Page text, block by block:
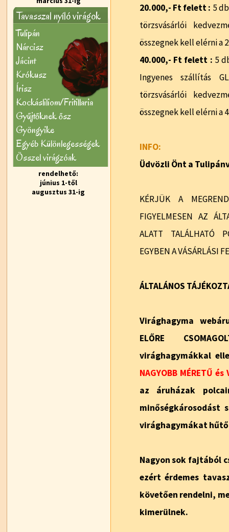
Tavasszal nyíló virágok
Tulipán
Nárcisz
Jácint
Krókusz
Írisz
Kockásliliom/Fritillaria
Gyűjtőknek ősz
Gyöngyike
Egyéb Különlegességek
Õsszel virágzóak
rendelhető:
június 1-től
augusztus 31-ig
20.000,- Ft felett : 5
törzsvásárlói
összegnek kell elérni a
40.000,- Ft felett : 5
Ingyenes szállítás
törzsvásárlói
összegnek kell elérni a
INFO:
Üdvözli Önt a
KÉRJÜK A
FIGYELMESEN AZ
ALATT TALÁLHATÓ
EGYBEN A VÁSÁRLÁSI
ÁLTALÁNOS
Virághagyma
ELŐRE
virághagymákkal
NAGYOBB MÉRETŰ és
az áruházak
minőségkárosodást
virághagymákat
Nagyon sok fajtából
ezért érdemes
követően rendelni,
kimerülnek.